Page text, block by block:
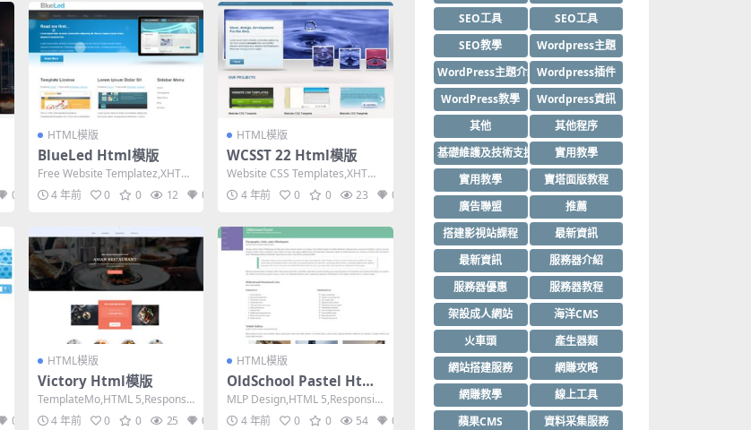
0
HTML模版
BlueLed Html模版
Free Website Templatez,XHTM
L 1.0 Transit...
4 年前 0 0 12 0
HTML模版
WCSST 22 Html模版
Website CSS Templates,XHTML
1.0 Transiti...
4 年前 0 0 23 0
0
HTML模版
Victory Html模版
TemplateMo,HTML 5,Responsiv
e, 4 Columns,...
4 年前 0 0 25 0
HTML模版
OldSchool Pastel Html
模版
MLP Design,HTML 5,Responsiv
e, 3 Columns,...
4 年前 0 0 54 0
SEO工具
SEO工具
SEO教學
Wordpress主題
WordPress主題介紹Wordpress插件
WordPress教學
Wordpress資訊
其他
其他程序
基礎維護及技術支援
實用教學
實用教學
寶塔面版教程
廣告聯盟
推薦
搭建影視站課程
最新資訊
最新資訊
服務器介紹
服務器優惠
服務器教程
架設成人網站
海洋CMS
火車頭
產生器類
網站搭建服務
網賺攻略
網賺教學
線上工具
蘋果CMS
資料采集服務